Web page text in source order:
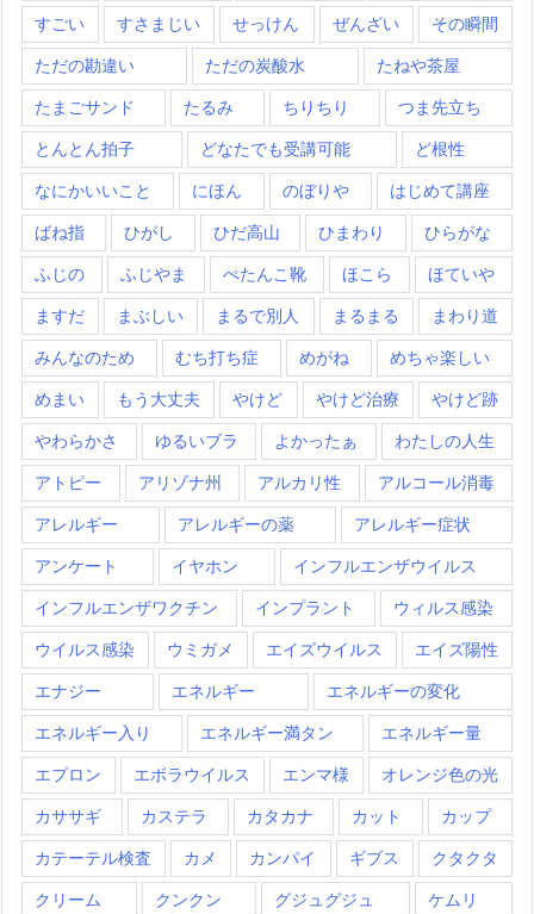
すごい すさまじい せっけん ぜんざい その瞬間
ただの勘違い ただの炭酸水 たねや茶屋
たまごサンド たるみ ちりちり つま先立ち
とんとん拍子 どなたでも受講可能 ど根性
なにかいいこと にほん のぼりや はじめて講座
ばね指 ひがし ひだ高山 ひまわり ひらがな
ふじの ふじやま ぺたんこ靴 ほこら ほていや
ますだ まぶしい まるで別人 まるまる まわり道
みんなのため むち打ち症 めがね めちゃ楽しい
めまい もう大丈夫 やけど やけど治療 やけど跡
やわらかさ ゆるいブラ よかったぁ わたしの人生
アトピー アリゾナ州 アルカリ性 アルコール消毒
アレルギー アレルギーの薬 アレルギー症状
アンケート イヤホン インフルエンザウイルス
インフルエンザワクチン インプラント ウィルス感染
ウイルス感染 ウミガメ エイズウイルス エイズ陽性
エナジー エネルギー エネルギーの変化
エネルギー入り エネルギー満タン エネルギー量
エプロン エボラウイルス エンマ様 オレンジ色の光
カササギ カステラ カタカナ カット カップ
カテーテル検査 カメ カンパイ ギブス クタクタ
クリーム クンクン グジュグジュ ケムリ